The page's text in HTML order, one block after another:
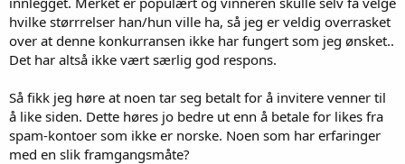
hvilke størrrelser han/hun ville ha, så jeg er veldig overrasket
over at denne konkurransen ikke har fungert som jeg ønsket..
Det har altså ikke vært særlig god respons.
Så fikk jeg høre at noen tar seg betalt for å invitere venner til
å like siden. Dette høres jo bedre ut enn å betale for likes fra
spam-kontoer som ikke er norske. Noen som har erfaringer
med en slik framgangsmåte?